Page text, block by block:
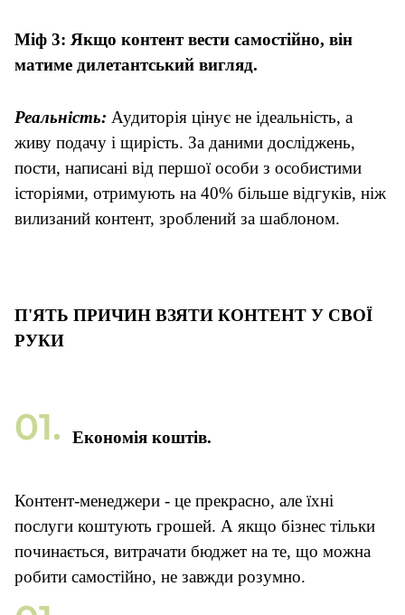
Міф 3: Якщо контент вести самостійно, він
матиме дилетантський вигляд.
Реальність: Аудиторія цінує не ідеальність, а
живу подачу і щирість. За даними досліджень,
пости, написані від першої особи з особистими
історіями, отримують на 40% більше відгуків, ніж
вилизаний контент, зроблений за шаблоном.
П'ЯТЬ ПРИЧИН ВЗЯТИ КОНТЕНТ У СВОЇ
РУКИ
Економія коштів.
Контент-менеджери - це прекрасно, але їхні
послуги коштують грошей. А якщо бізнес тільки
починається, витрачати бюджет на те, що можна
робити самостійно, не завжди розумно.